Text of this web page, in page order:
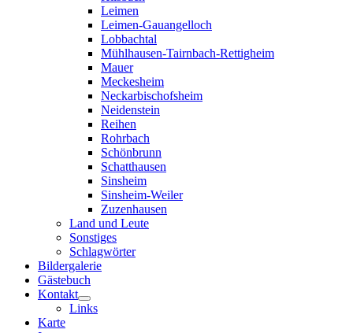
Leimen
Leimen-Gauangelloch
Lobbachtal
Mühlhausen-Tairnbach-Rettigheim
Mauer
Meckesheim
Neckarbischofsheim
Neidenstein
Reihen
Rohrbach
Schönbrunn
Schatthausen
Sinsheim
Sinsheim-Weiler
Zuzenhausen
Land und Leute
Sonstiges
Schlagwörter
Bildergalerie
Gästebuch
Kontakt
Links
Karte